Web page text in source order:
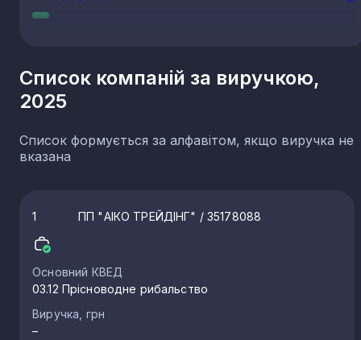
Приморське
Рені
Затока
Арциз
Список компаній за виручкою,
2025
Список формується за алфавітом, якщо виручка не
вказана
1 ПП "АІКО ТРЕЙДІНГ" / 35178088
Основний КВЕД
03.12 Прісноводне рибальство
Виручка, грн
–